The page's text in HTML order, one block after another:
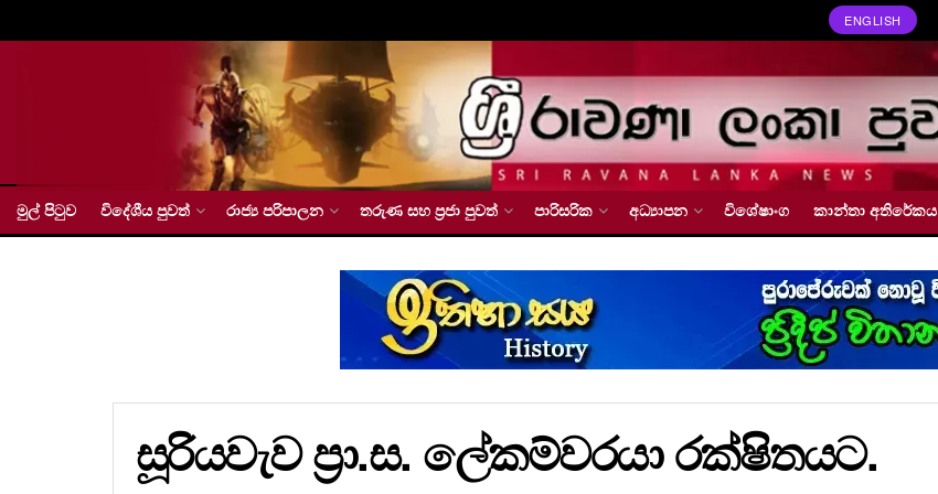
ENGLISH
මුල් පිටුව විදේශීය පුවත් රාජ්‍ය පරිපාලන තරුණ සහ ප්‍රජා පුවත් පාරිසරික අධ්‍යාපන විශේෂාංග කාන්තා අතිරේකය
සූරියවැව ප්‍රා.ස. ලේකම්වරයා රක්ෂිතයට.